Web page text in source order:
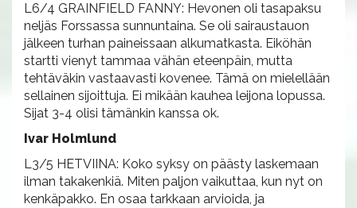
L6/4 GRAINFIELD FANNY: Hevonen oli tasapaksu
neljäs Forssassa sunnuntaina. Se oli sairaustauon
jälkeen turhan paineissaan alkumatkasta. Eiköhän
startti vienyt tammaa vähän eteenpäin, mutta
tehtäväkin vastaavasti kovenee. Tämä on mielellään
sellainen sijoittuja. Ei mikään kauhea leijona lopussa.
Sijat 3-4 olisi tämänkin kanssa ok.
Ivar Holmlund
L3/5 HETVIINA: Koko syksy on päästy laskemaan
ilman takakenkiä. Miten paljon vaikuttaa, kun nyt on
kenkäpakko. En osaa tarkkaan arvioida, ja